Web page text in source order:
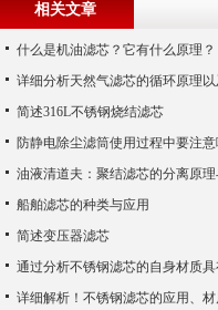
相关文章
什么是机油滤芯？它有什么原理？
简述316L不锈钢烧结滤芯
船舶滤芯的种类与应用
简述变压器滤芯